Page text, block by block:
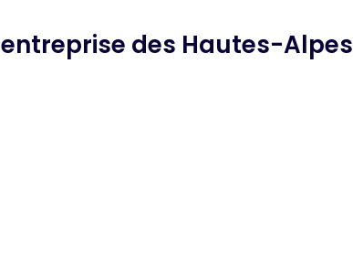
entreprise des Hautes-Alpes